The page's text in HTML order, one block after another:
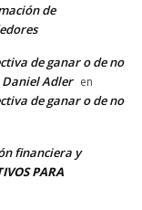
de
de ganar o de no
Adler en
de ganar o de no
financiera y
PARA